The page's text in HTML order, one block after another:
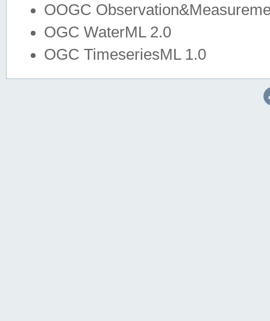
OOGC
OGC WaterML 2.0
OGC TimeseriesML 1.0